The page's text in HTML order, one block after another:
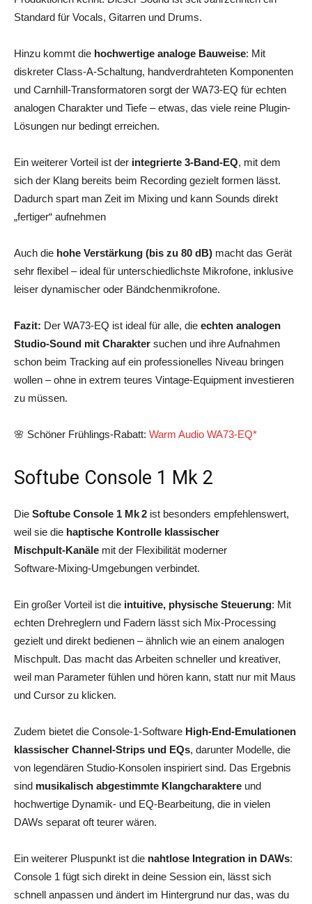
Standard für Vocals, Gitarren und Drums.
Hinzu kommt die hochwertige analoge Bauweise: Mit
diskreter Class-A-Schaltung, handverdrahteten Komponenten
und Carnhill-Transformatoren sorgt der WA73-EQ für echten
analogen Charakter und Tiefe – etwas, das viele reine Plugin-
Lösungen nur bedingt erreichen.
Ein weiterer Vorteil ist der integrierte 3-Band-EQ, mit dem
sich der Klang bereits beim Recording gezielt formen lässt.
Dadurch spart man Zeit im Mixing und kann Sounds direkt
„fertiger“ aufnehmen
Auch die hohe Verstärkung (bis zu 80 dB) macht das Gerät
sehr flexibel – ideal für unterschiedlichste Mikrofone, inklusive
leiser dynamischer oder Bändchenmikrofone.
Fazit: Der WA73-EQ ist ideal für alle, die echten analogen
Studio-Sound mit Charakter suchen und ihre Aufnahmen
schon beim Tracking auf ein professionelles Niveau bringen
wollen – ohne in extrem teures Vintage-Equipment investieren
zu müssen.
🌸 Schöner Frühlings-Rabatt: Warm Audio WA73-EQ*
Softube Console 1 Mk 2
Die Softube Console 1 Mk 2 ist besonders empfehlenswert,
weil sie die haptische Kontrolle klassischer
Mischpult‑Kanäle mit der Flexibilität moderner
Software‑Mixing‑Umgebungen verbindet.
Ein großer Vorteil ist die intuitive, physische Steuerung: Mit
echten Drehreglern und Fadern lässt sich Mix‑Processing
gezielt und direkt bedienen – ähnlich wie an einem analogen
Mischpult. Das macht das Arbeiten schneller und kreativer,
weil man Parameter fühlen und hören kann, statt nur mit Maus
und Cursor zu klicken.
Zudem bietet die Console‑1‑Software High‑End‑Emulationen
klassischer Channel‑Strips und EQs, darunter Modelle, die
von legendären Studio‑Konsolen inspiriert sind. Das Ergebnis
sind musikalisch abgestimmte Klangcharaktere und
hochwertige Dynamik‑ und EQ‑Bearbeitung, die in vielen
DAWs separat oft teurer wären.
Ein weiterer Pluspunkt ist die nahtlose Integration in DAWs:
Console 1 fügt sich direkt in deine Session ein, lässt sich
schnell anpassen und ändert im Hintergrund nur das, was du